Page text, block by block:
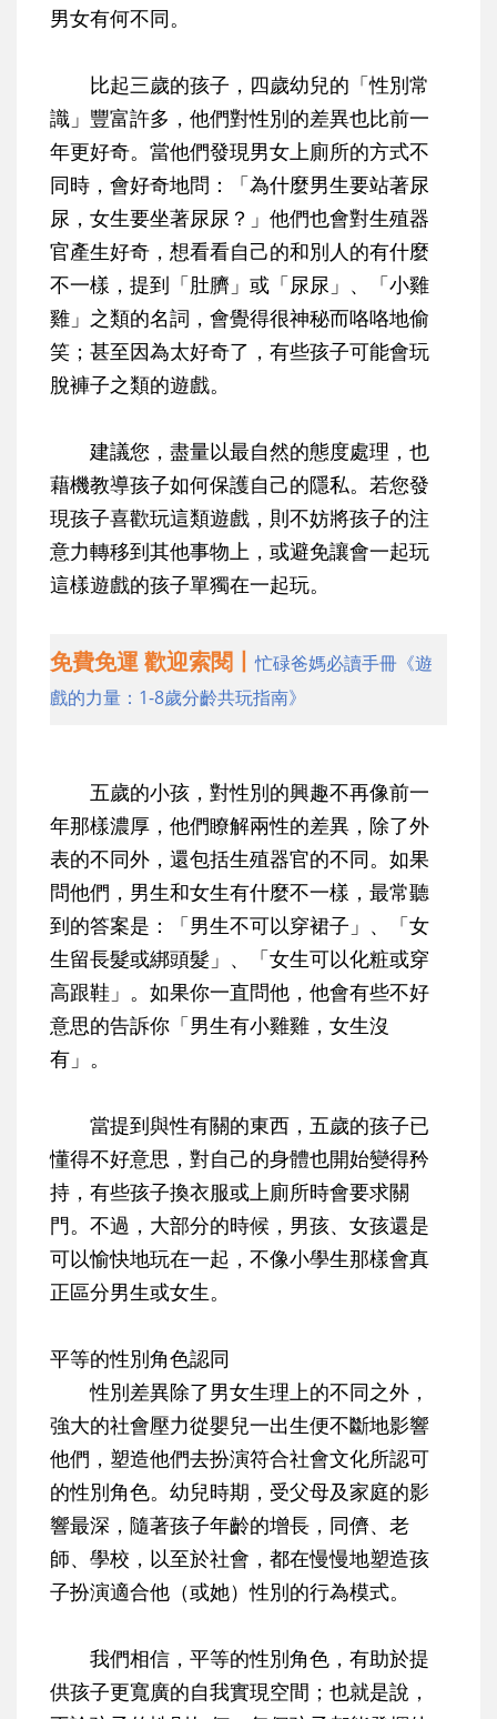
男女有何不同。
比起三歲的孩子，四歲幼兒的「性別常
識」豐富許多，他們對性別的差異也比前一
年更好奇。當他們發現男女上廁所的方式不
同時，會好奇地問：「為什麼男生要站著尿
尿，女生要坐著尿尿？」他們也會對生殖器
官產生好奇，想看看自己的和別人的有什麼
不一樣，提到「肚臍」或「尿尿」、「小雞
雞」之類的名詞，會覺得很神秘而咯咯地偷
笑；甚至因為太好奇了，有些孩子可能會玩
脫褲子之類的遊戲。
建議您，盡量以最自然的態度處理，也
藉機教導孩子如何保護自己的隱私。若您發
現孩子喜歡玩這類遊戲，則不妨將孩子的注
意力轉移到其他事物上，或避免讓會一起玩
這樣遊戲的孩子單獨在一起玩。
免費免運 歡迎索閱丨忙碌爸媽必讀手冊《遊
戲的力量：1-8歲分齡共玩指南》
五歲的小孩，對性別的興趣不再像前一
年那樣濃厚，他們瞭解兩性的差異，除了外
表的不同外，還包括生殖器官的不同。如果
問他們，男生和女生有什麼不一樣，最常聽
到的答案是：「男生不可以穿裙子」、「女
生留長髮或綁頭髮」、「女生可以化粧或穿
高跟鞋」。如果你一直問他，他會有些不好
意思的告訴你「男生有小雞雞，女生沒
有」。
當提到與性有關的東西，五歲的孩子已
懂得不好意思，對自己的身體也開始變得矜
持，有些孩子換衣服或上廁所時會要求關
門。不過，大部分的時候，男孩、女孩還是
可以愉快地玩在一起，不像小學生那樣會真
正區分男生或女生。
平等的性別角色認同
性別差異除了男女生理上的不同之外，
強大的社會壓力從嬰兒一出生便不斷地影響
他們，塑造他們去扮演符合社會文化所認可
的性別角色。幼兒時期，受父母及家庭的影
響最深，隨著孩子年齡的增長，同儕、老
師、學校，以至於社會，都在慢慢地塑造孩
子扮演適合他（或她）性別的行為模式。
我們相信，平等的性別角色，有助於提
供孩子更寬廣的自我實現空間；也就是說，